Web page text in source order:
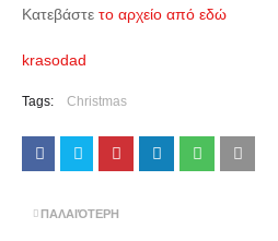
Κατεβάστε το αρχείο από εδώ
krasodad
Tags: Christmas
ΠΑΛΑΙΌΤΕΡΗ